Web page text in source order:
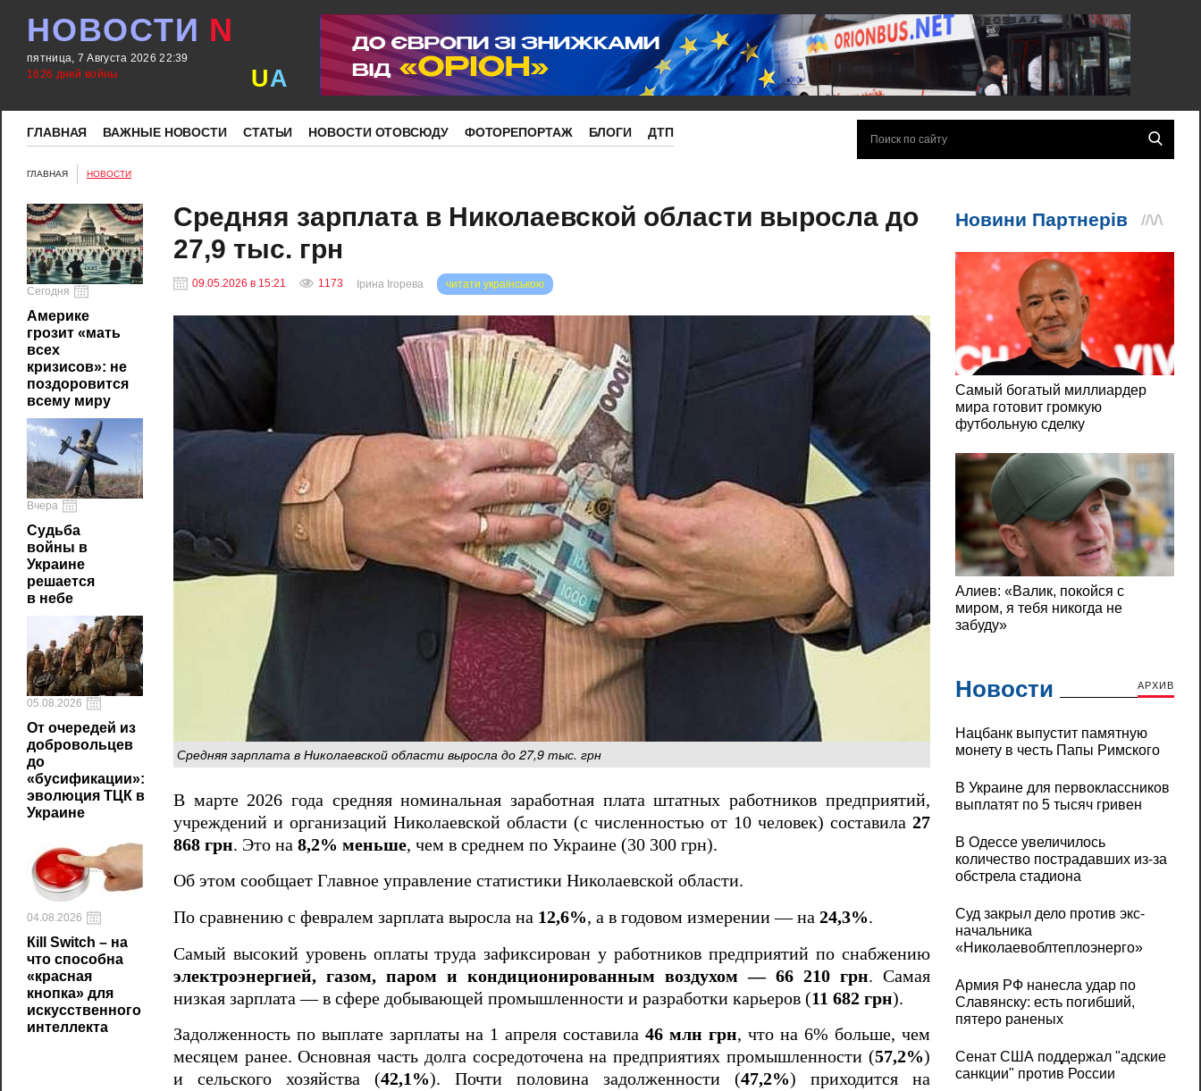
НОВОСТИ N
пятница, 7 Августа 2026 22:39
1626 дней войны
UA
ГЛАВНАЯ ВАЖНЫЕ НОВОСТИ СТАТЬИ НОВОСТИ ОТОВСЮДУ ФОТОРЕПОРТАЖ БЛОГИ ДТП
ГЛАВНАЯ НОВОСТИ
Сегодня
Америке
грозит «мать
всех
кризисов»: не
поздоровится
всему миру
Вчера
Судьба
войны в
Украине
решается
в небе
05.08.2026
От очередей из
добровольцев
до
«бусификации»:
эволюция ТЦК в
Украине
04.08.2026
Кill Switch – на
что способна
«красная
кнопка» для
искусственного
интеллекта
Средняя зарплата в Николаевской области выросла до
27,9 тыс. грн
09.05.2026 в 15:21 1173 читати українською
Ірина Ігорева
Средняя зарплата в Николаевской области выросла до 27,9 тыс. грн
В марте 2026 года средняя номинальная заработная плата штатных работников предприятий,
учреждений и организаций Николаевской области (с численностью от 10 человек) составила 27
868 грн. Это на 8,2% меньше, чем в среднем по Украине (30 300 грн).
Об этом сообщает Главное управление статистики Николаевской области.
По сравнению с февралем зарплата выросла на 12,6%, а в годовом измерении — на 24,3%.
Самый высокий уровень оплаты труда зафиксирован у работников предприятий по снабжению
электроэнергией, газом, паром и кондиционированным воздухом — 66 210 грн. Самая
низкая зарплата — в сфере добывающей промышленности и разработки карьеров (11 682 грн).
Задолженность по выплате зарплаты на 1 апреля составила 46 млн грн, что на 6% больше, чем
месяцем ранее. Основная часть долга сосредоточена на предприятиях промышленности (57,2%)
и сельского хозяйства (42,1%). Почти половина задолженности (47,2%) приходится на
Новости АРХИВ
Нацбанк выпустит памятную
монету в честь Папы Римского
В Украине для первоклассников
выплатят по 5 тысяч гривен
В Одессе увеличилось
количество пострадавших из-за
обстрела стадиона
Суд закрыл дело против экс-
начальника
«Николаевоблтеплоэнерго»
Армия РФ нанесла удар по
Славянску: есть погибший,
пятеро раненых
Сенат США поддержал "адские
санкции" против России